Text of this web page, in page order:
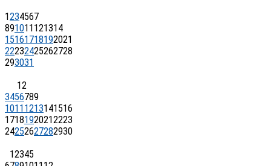
1234567
891011121314
15161718192021
22232425262728
293031
12
3456789
10111213141516
17181920212223
24252627282930
12345